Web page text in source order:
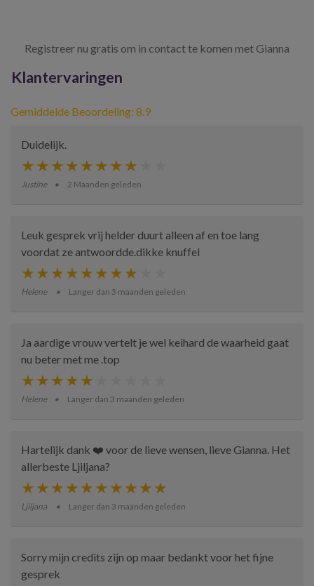
Registreer nu gratis om in contact te komen met Gianna
Klantervaringen
Gemiddelde Beoordeling: 8.9
Duidelijk.
Justine 2 Maanden geleden
Leuk gesprek vrij helder duurt alleen af en toe lang
voordat ze antwoordde.dikke knuffel
Helene Langer dan 3 maanden geleden
Ja aardige vrouw vertelt je wel keihard de waarheid gaat
nu beter met me .top
Helene Langer dan 3 maanden geleden
Hartelijk dank ❤️ voor de lieve wensen, lieve Gianna. Het
allerbeste Ljiljana?
Ljiljana Langer dan 3 maanden geleden
Sorry mijn credits zijn op maar bedankt voor het fijne
gesprek